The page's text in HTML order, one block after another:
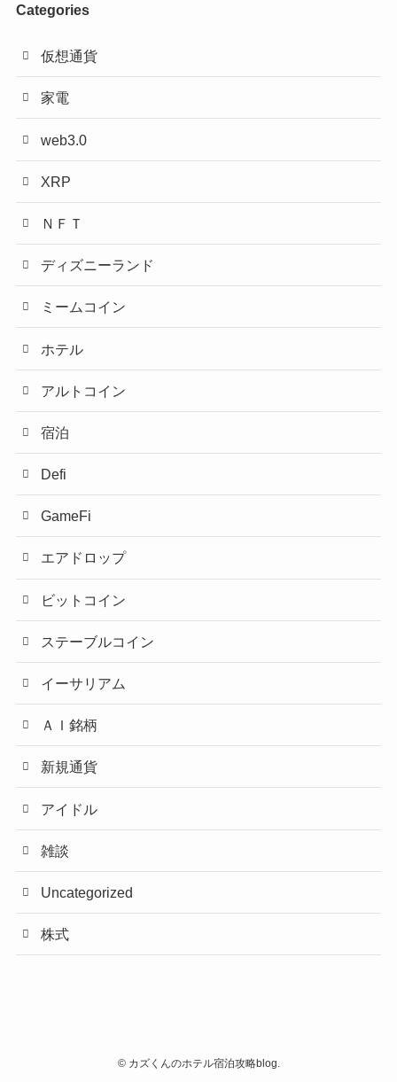
Categories
仮想通貨
家電
web3.0
XRP
ＮＦＴ
ディズニーランド
ミームコイン
ホテル
アルトコイン
宿泊
Defi
GameFi
エアドロップ
ビットコイン
ステーブルコイン
イーサリアム
ＡＩ銘柄
新規通貨
アイドル
雑談
Uncategorized
株式
©カズくんのホテル宿泊攻略blog.